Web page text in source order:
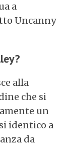
a
Uncanny
alla
che si
un
identico a
da